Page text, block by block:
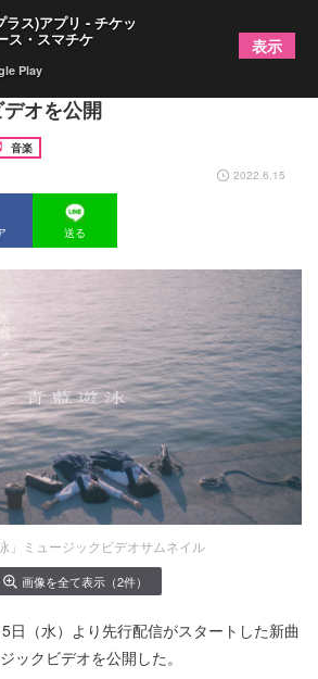
ルバム『1999』より「青藍遊泳」
オを公開
音楽
2022.6.15
送る
」ミュージックビデオサムネイル
画像を全て表示（2件）
日（水）より先行配信がスタートした新曲
ックビデオを公開した。
ラス)アプリ - チケッ
ス・スマチケ
Play
表示